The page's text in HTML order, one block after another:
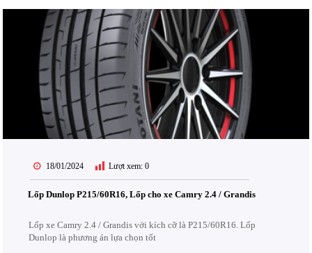
18/01/2024 Lượt xem: 0
Lốp Dunlop P215/60R16, Lốp cho xe Camry 2.4 / Grandis
Lốp xe Camry 2.4 / Grandis với kích cỡ là P215/60R16. Lốp
Dunlop là phương án lựa chọn tốt